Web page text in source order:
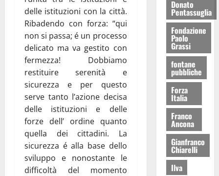
delle istituzioni con la città.
Ribadendo con forza: “qui
non si passa; é un processo
delicato ma va gestito con
fermezza! Dobbiamo
restituire serenità e
sicurezza e per questo
serve tanto l’azione decisa
delle istituzioni e delle
forze dell’ ordine quanto
quella dei cittadini. La
sicurezza é alla base dello
sviluppo e nonostante le
difficoltà del momento
Donato
Pentassuglia
Fondazione
Paolo
Grassi
fontane
pubbliche
Forza
Italia
Franco
Ancona
Gianfranco
Chiarelli
Ilva